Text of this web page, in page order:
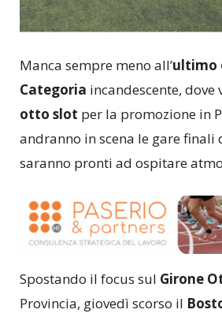
Manca sempre meno all’ultimo
Categoria incandescente,
otto slot per la promozione in
andranno in scena le gare
saranno pronti ad ospitare
Spostando il focus sul Girone
Provincia, giovedì scorso il